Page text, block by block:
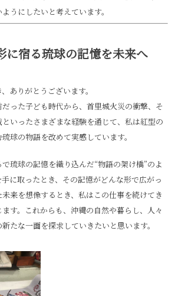
うにしたいと考えています。
宿る琉球の記憶を未来へ
ありがとうございます。
った子ども時代から、首里城火災の衝撃、そ
いったさまざまな経験を通じて、私は紅型の
球の物語を改めて実感しています。
琉球の記憶を織り込んだ“物語の架け橋”のよ
に取ったとき、その記憶がどんな形で広がっ
来を想像するとき、私はこの仕事を続けてき
す。これからも、沖縄の自然や暮らし、人々
たな一面を探求していきたいと思います。